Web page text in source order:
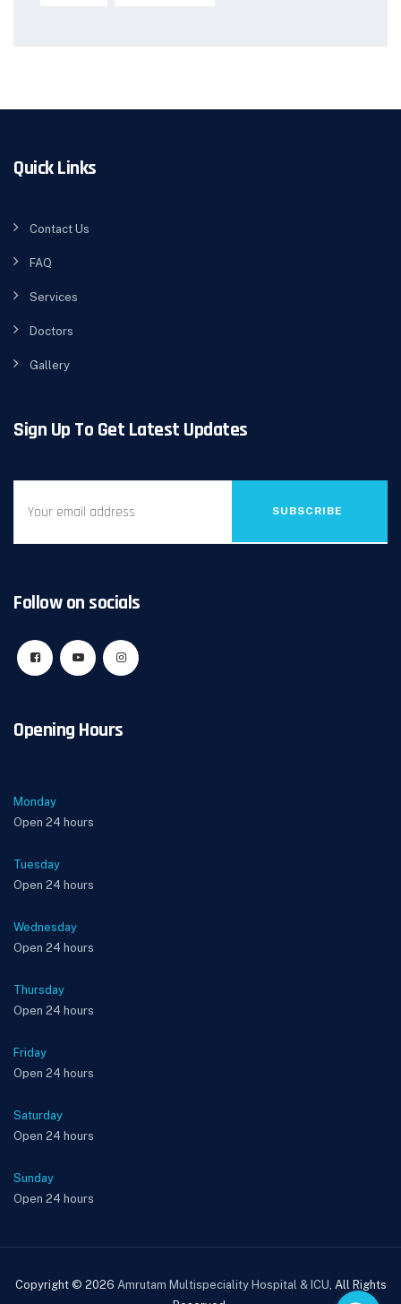
Quick Links
Contact Us
FAQ
Services
Doctors
Gallery
Sign Up To Get Latest Updates
SUBSCRIBE
Follow on socials
Opening Hours
Monday
Open 24 hours
Tuesday
Open 24 hours
Wednesday
Open 24 hours
Thursday
Open 24 hours
Friday
Open 24 hours
Saturday
Open 24 hours
Sunday
Open 24 hours
Copyright © 2026 Amrutam Multispeciality Hospital & ICU, All Rights